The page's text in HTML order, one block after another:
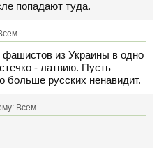
попадают туда.
из Украины в одно
- латвию. Пусть
больше русских ненавидит.
Всем